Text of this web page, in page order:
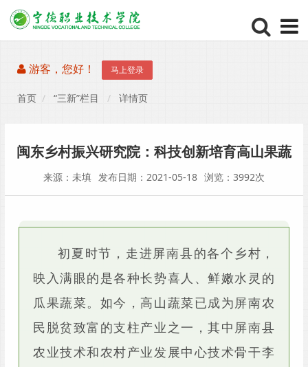
游客，您好！ 马上登录
首页 “三新”栏目 详情页
闽东乡村振兴研究院：科技创新培育高山果蔬
来源：未填 发布日期：2021-05-18 浏览：3992次
初夏时节，走进屏南县的各个乡村，
映入满眼的是各种长势喜人、鲜嫩水灵的
瓜果蔬菜。如今，高山蔬菜已成为屏南农
民脱贫致富的支柱产业之一，其中屏南县
农业技术和农村产业发展中心技术骨干李